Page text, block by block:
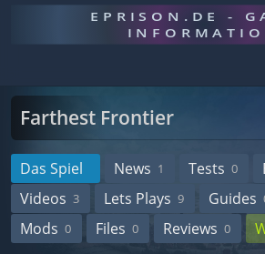
EPRISON.DE -
Farthest Frontier
Das Spiel News 1 Tests 0
Videos 3 Lets Plays 9 Guides
Mods 0 Files 0 Reviews 0